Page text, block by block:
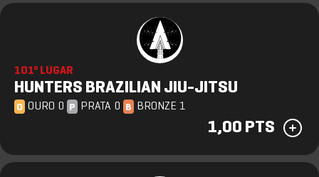
101º LUGAR
HUNTERS BRAZILIAN JIU-JITSU
O OURO 0 P PRATA 0 B BRONZE 1
1,00 PTS